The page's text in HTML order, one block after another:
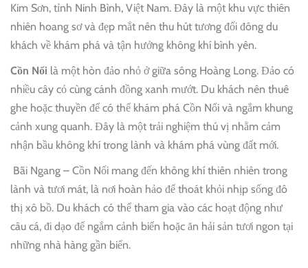
Kim Sơn, tỉnh Ninh Bình, Việt Nam. Đây là một khu vực thiên
nhiên hoang sơ và đẹp mắt nên thu hút tương đối đông du
khách về khám phá và tận hưởng không khí bình yên.
Cồn Nổi là một hòn đảo nhỏ ở giữa sông Hoàng Long. Đảo có
nhiều cây cỏ cùng cánh đồng xanh mướt. Du khách nên thuê
ghe hoặc thuyền để có thể khám phá Cồn Nổi và ngắm khung
cảnh xung quanh. Đây là một trải nghiệm thú vị nhằm cảm
nhận bầu không khí trong lành và khám phá vùng đất mới.
Bãi Ngang – Cồn Nổi mang đến không khí thiên nhiên trong
lành và tươi mát, là nơi hoàn hảo để thoát khỏi nhịp sống đô
thị xô bồ. Du khách có thể tham gia vào các hoạt động như
câu cá, đi dạo để ngắm cảnh biển hoặc ăn hải sản tươi ngon tại
những nhà hàng gần biển.